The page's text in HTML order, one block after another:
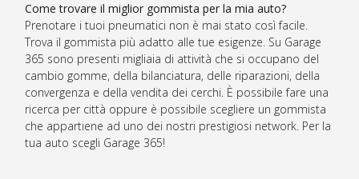
Come trovare il miglior gommista per la mia auto?
Prenotare i tuoi pneumatici non è mai stato così facile.
Trova il gommista più adatto alle tue esigenze. Su Garage
365 sono presenti migliaia di attività che si occupano del
cambio gomme, della bilanciatura, delle riparazioni, della
convergenza e della vendita dei cerchi. È possibile fare una
ricerca per città oppure è possibile scegliere un gommista
che appartiene ad uno dei nostri prestigiosi network. Per la
tua auto scegli Garage 365!